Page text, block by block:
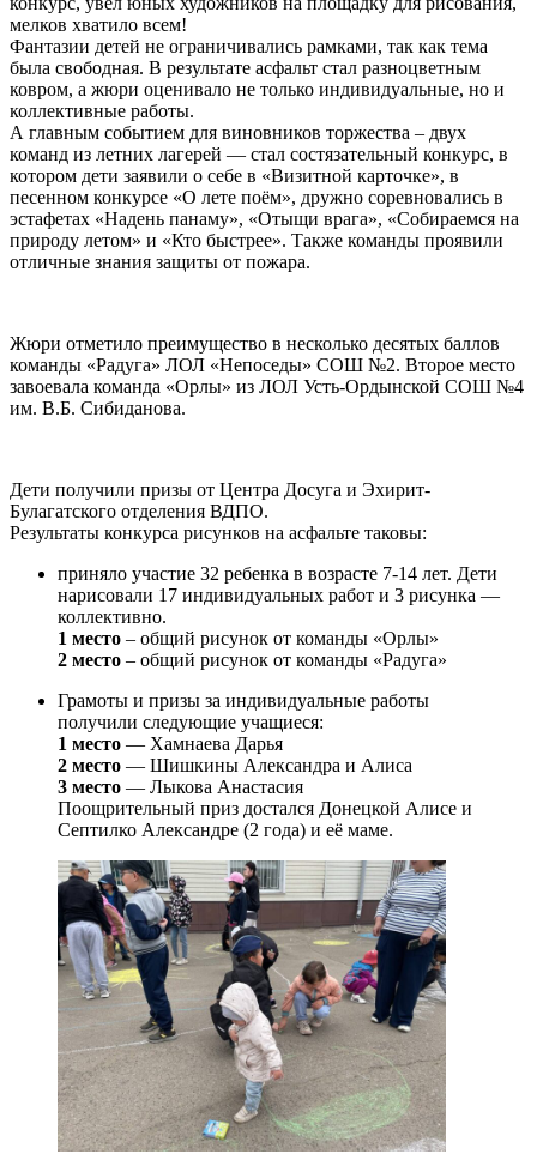
мелков хватило всем!
Фантазии детей не ограничивались рамками, так как тема
была свободная. В результате асфальт стал разноцветным
ковром, а жюри оценивало не только индивидуальные, но и
коллективные работы.
А главным событием для виновников торжества – двух
команд из летних лагерей — стал состязательный конкурс, в
котором дети заявили о себе в «Визитной карточке», в
песенном конкурсе «О лете поём», дружно соревновались в
эстафетах «Надень панаму», «Отыщи врага», «Собираемся на
природу летом» и «Кто быстрее». Также команды проявили
отличные знания защиты от пожара.
Жюри отметило преимущество в несколько десятых баллов
команды «Радуга» ЛОЛ «Непоседы» СОШ №2. Второе место
завоевала команда «Орлы» из ЛОЛ Усть-Ордынской СОШ №4
им. В.Б. Сибиданова.
Дети получили призы от Центра Досуга и Эхирит-
Булагатского отделения ВДПО.
Результаты конкурса рисунков на асфальте таковы:
приняло участие 32 ребенка в возрасте 7-14 лет. Дети
нарисовали 17 индивидуальных работ и 3 рисунка —
коллективно.
1 место – общий рисунок от команды «Орлы»
2 место – общий рисунок от команды «Радуга»
Грамоты и призы за индивидуальные работы
получили следующие учащиеся:
1 место — Хамнаева Дарья
2 место — Шишкины Александра и Алиса
3 место — Лыкова Анастасия
Поощрительный приз достался Донецкой Алисе и
Септилко Александре (2 года) и её маме.